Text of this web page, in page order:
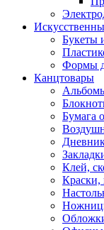
Букеты
Формы
Канцтовары
Бумага
Клей,
Краски,